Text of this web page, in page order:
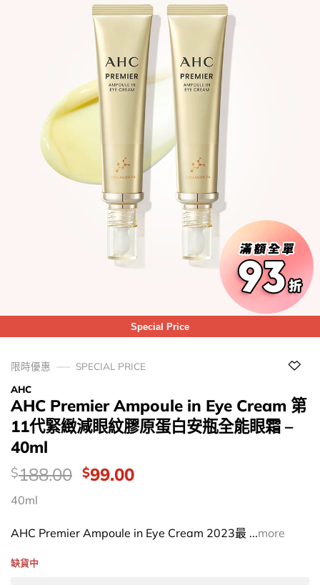
Special Price
限時優惠
SPECIAL PRICE
AHC
AHC Premier Ampoule in Eye Cream 第
11代緊緻減眼紋膠原蛋白安瓶全能眼霜 –
40ml
價
錢：
$188.00 Original
$188.00.
$99.00Current
$99.00.
40ml
AHC Premier Ampoule in Eye Cream 2023最 ...more
缺貨中